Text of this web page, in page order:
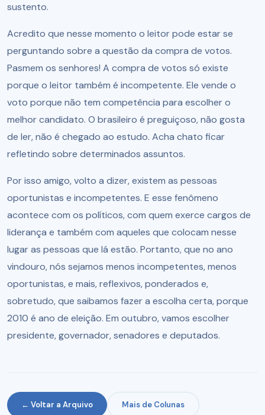
sustento.
Acredito que nesse momento o leitor pode estar se
perguntando sobre a questão da compra de votos.
Pasmem os senhores! A compra de votos só existe
porque o leitor também é incompetente. Ele vende o
voto porque não tem competência para escolher o
melhor candidato. O brasileiro é preguiçoso, não gosta
de ler, não é chegado ao estudo. Acha chato ficar
refletindo sobre determinados assuntos.
Por isso amigo, volto a dizer, existem as pessoas
oportunistas e incompetentes. E esse fenômeno
acontece com os políticos, com quem exerce cargos de
liderança e também com aqueles que colocam nesse
lugar as pessoas que lá estão. Portanto, que no ano
vindouro, nós sejamos menos incompetentes, menos
oportunistas, e mais, reflexivos, ponderados e,
sobretudo, que saibamos fazer a escolha certa, porque
2010 é ano de eleição. Em outubro, vamos escolher
presidente, governador, senadores e deputados.
← Voltar a Arquivo Mais de Colunas